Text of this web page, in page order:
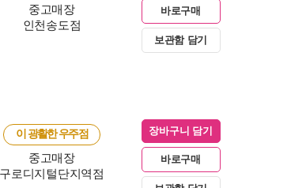
중고매장
인천송도점
바로구매
보관함 담기
이 광활한 우주점
중고매장
구로디지털단지역점
장바구니 담기
바로구매